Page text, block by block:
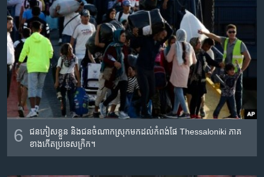
6
ជនភៀសខ្លួន និងជនចំណាកស្រុកមកដល់កំពង់ផែ Thessaloniki ភាគ
ខាងកើតប្រទេសក្រិក។